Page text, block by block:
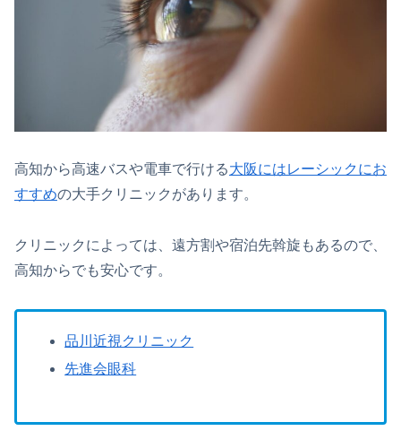
高知から高速バスや電車で行ける大阪にはレーシックにお
すすめの大手クリニックがあります。
クリニックによっては、遠方割や宿泊先斡旋もあるので、
高知からでも安心です。
品川近視クリニック
先進会眼科